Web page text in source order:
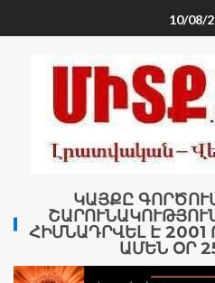
10/08/
ԿԱՅՔԸ
ՀԻՄՆԱԴՐՎԵԼ Է 2001
ԱՄԵՆ ՕՐ